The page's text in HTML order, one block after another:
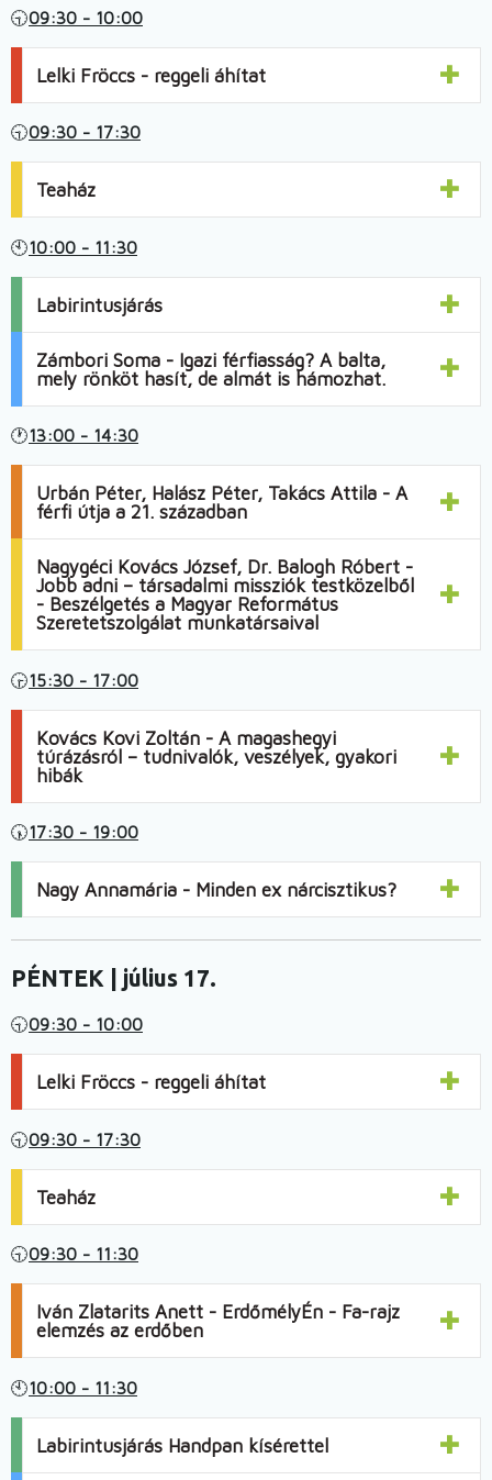
🕤09:30 - 10:00
Lelki Fröccs - reggeli áhítat
🕤09:30 - 17:30
Teaház
🕙10:00 - 11:30
Labirintusjárás
Zámbori Soma - Igazi férfiasság? A balta,
mely rönköt hasít, de almát is hámozhat.
🕐13:00 - 14:30
Urbán Péter, Halász Péter, Takács Attila - A
férfi útja a 21. században
Nagygéci Kovács József, Dr. Balogh Róbert -
Jobb adni – társadalmi missziók testközelből
- Beszélgetés a Magyar Református
Szeretetszolgálat munkatársaival
🕞15:30 - 17:00
Kovács Kovi Zoltán - A magashegyi
túrázásról – tudnivalók, veszélyek, gyakori
hibák
🕠17:30 - 19:00
Nagy Annamária - Minden ex nárcisztikus?
PÉNTEK | július 17.
🕤09:30 - 10:00
Lelki Fröccs - reggeli áhítat
🕤09:30 - 17:30
Teaház
🕤09:30 - 11:30
Iván Zlatarits Anett - ErdőmélyÉn - Fa-rajz
elemzés az erdőben
🕙10:00 - 11:30
Labirintusjárás Handpan kísérettel